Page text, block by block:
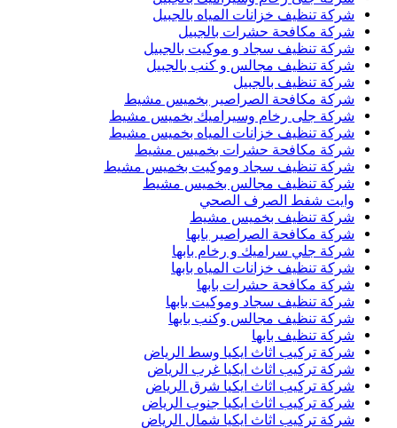
شركة تنظيف خزانات المياه بالجبيل
شركة مكافحة حشرات بالجبيل
شركة تنظيف سجاد و موكيت بالجبيل
شركة تنظيف مجالس و كنب بالجبيل
شركة تنظيف بالجبيل
شركة مكافحة الصراصير بخميس مشيط
شركة جلى رخام وسيراميك بخميس مشيط
شركة تنظيف خزانات المياه بخميس مشيط
شركة مكافحة حشرات بخميس مشيط
شركة تنظيف سجاد وموكيت بخميس مشيط
شركة تنظيف مجالس بخميس مشيط
وايت شفط الصرف الصحي
شركة تنظيف بخميس مشيط
شركة مكافحة الصراصير بابها
شركة جلي سراميك و رخام بابها
شركة تنظيف خزانات المياه بابها
شركة مكافحة حشرات بابها
شركة تنظيف سجاد وموكيت بابها
شركة تنظيف مجالس وكنب بابها
شركة تنظيف بابها
شركة تركيب اثاث ايكيا وسط الرياض
شركة تركيب اثاث ايكيا غرب الرياض
شركة تركيب اثاث ايكيا شرق الرياض
شركة تركيب اثاث ايكيا جنوب الرياض
شركة تركيب اثاث ايكيا شمال الرياض